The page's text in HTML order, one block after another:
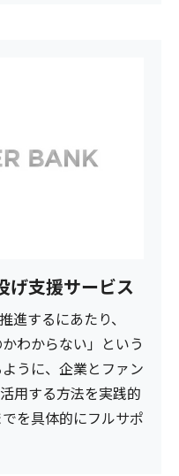
げ支援サービス
進するにあたり、
わからない」という
うに、企業とファン
用する方法を実践的
を具体的にフルサポ